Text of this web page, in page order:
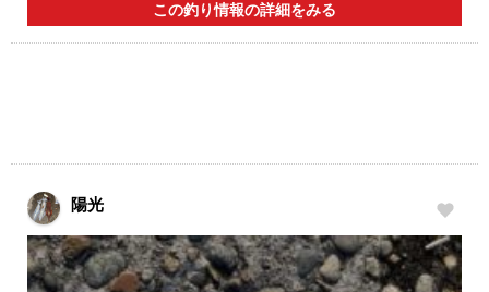
この釣り情報の詳細をみる
陽光